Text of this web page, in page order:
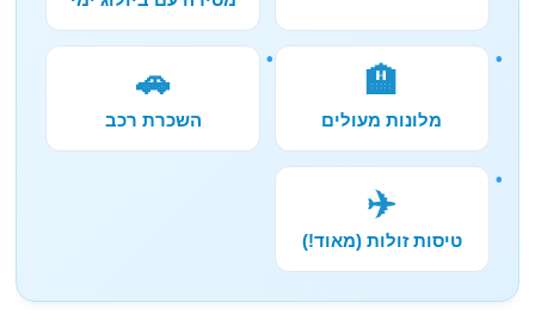
🏨
מלונות מעולים
🚗
השכרת רכב
✈️
טיסות זולות (מאוד!)